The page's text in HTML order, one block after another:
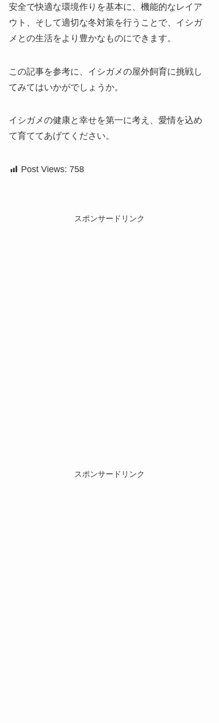
安全で快適な環境作りを基本に、機能的なレイア
ウト、そして適切な冬対策を行うことで、イシガ
メとの生活をより豊かなものにできます。
この記事を参考に、イシガメの屋外飼育に挑戦し
てみてはいかがでしょうか。
イシガメの健康と幸せを第一に考え、愛情を込め
て育ててあげてください。
Post Views: 758
スポンサードリンク
スポンサードリンク